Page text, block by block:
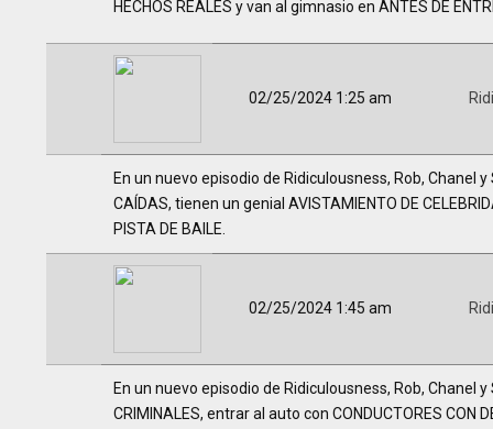
HECHOS REALES y van al gimnasio en ANTES DE
02/25/2024 1:25 am
En un nuevo episodio de Ridiculousness, Rob,
CAÍDAS, tienen un genial AVISTAMIENTO DE
PISTA DE BAILE.
02/25/2024 1:45 am
En un nuevo episodio de Ridiculousness, Rob, Chanel
CRIMINALES, entrar al auto con CONDUCTORES CON